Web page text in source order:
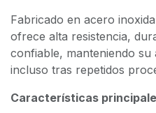
Fabricado en acero
ofrece alta resistencia,
confiable, manteniendo
incluso tras repetidos
Características